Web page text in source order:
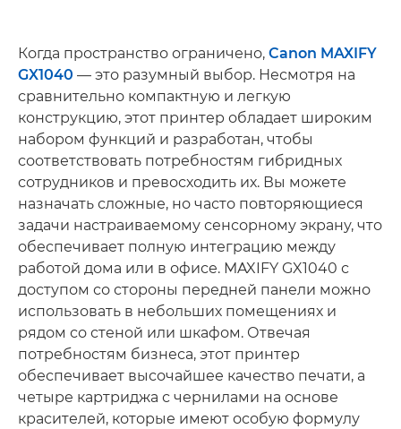
Когда пространство ограничено, Canon MAXIFY
GX1040 — это разумный выбор. Несмотря на
сравнительно компактную и легкую
конструкцию, этот принтер обладает широким
набором функций и разработан, чтобы
соответствовать потребностям гибридных
сотрудников и превосходить их. Вы можете
назначать сложные, но часто повторяющиеся
задачи настраиваемому сенсорному экрану, что
обеспечивает полную интеграцию между
работой дома или в офисе. MAXIFY GX1040 с
доступом со стороны передней панели можно
использовать в небольших помещениях и
рядом со стеной или шкафом. Отвечая
потребностям бизнеса, этот принтер
обеспечивает высочайшее качество печати, а
четыре картриджа с чернилами на основе
красителей, которые имеют особую формулу